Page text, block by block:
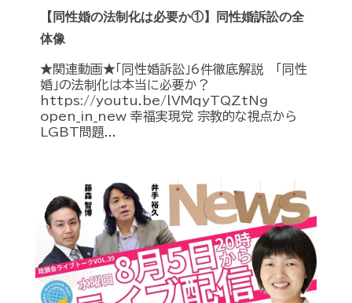
【同性婚の法制化は必要か①】同性婚訴訟の全
体像
★関連動画★「同性婚訴訟」6件徹底解説 「同性
婚」の法制化は本当に必要か？
https://youtu.be/lVMqyTQZtNg
open_in_new 幸福実現党 宗教的な視点から
LGBT問題...